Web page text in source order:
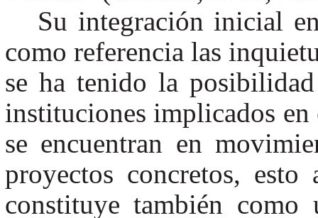
Su integración inicial
como referencia las
se ha tenido la
instituciones implicados en
se encuentran en
proyectos concretos,
constituye también